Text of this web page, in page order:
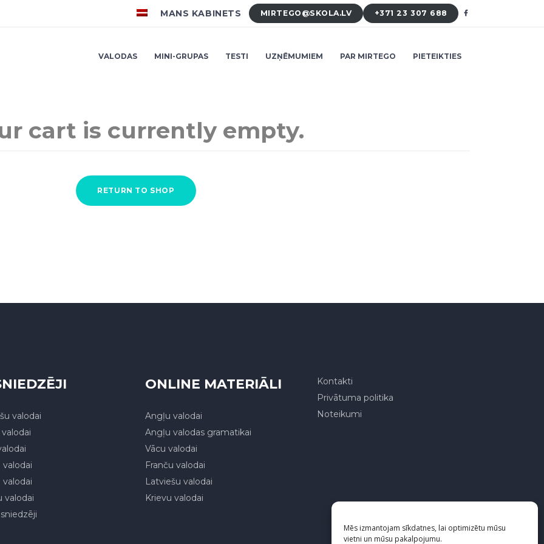
Mēs izmantojam sīkdatnes, lai optimizētu mūsu
vietni un mūsu pakalpojumu.
MANS KABINETS MIRTEGO@SKOLA.LV +371 23 307 688
VALODAS MINI-GRUPAS TESTI UZŅĒMUMIEM PAR MIRTEGO PIETEIKTIES
cart is currently empty.
RETURN TO SHOP
valodai
valodai
valodai
valodai
ONLINE MATERIĀLI
Angļu valodai
Angļu valodas gramatikai
Vācu valodai
Franču valodai
Latviešu valodai
Krievu valodai
Kontakti
Privātuma politika
Noteikumi